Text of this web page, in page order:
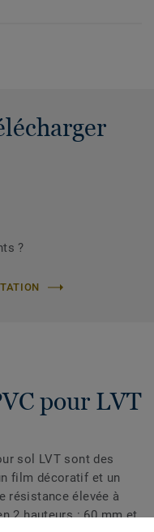
?
pour LVT
sol LVT sont des
film décoratif et un
résistance élevée à
2 hauteurs : 60 mm et